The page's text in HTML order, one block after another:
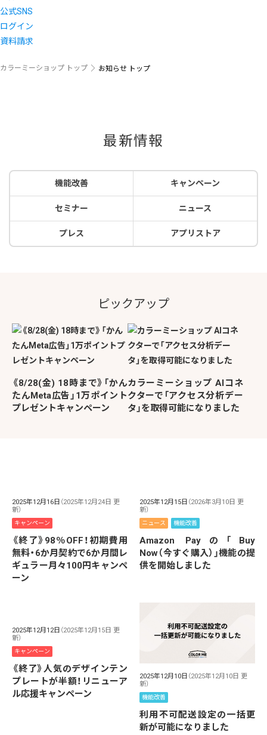
公式SNS
ログイン
資料請求
カラーミーショップ トップ お知らせ トップ
最新情報
機能改善 キャンペーン
セミナー ニュース
プレス アプリストア
ピックアップ
《8/28(金) 18時まで》「かん
たんMeta広告」1万ポイント
プレゼントキャンペーン
カラーミーショップ AIコネ
クターで「アクセス分析デー
タ」を取得可能になりました
2025年12月16日 （2025年12月24日 更
新）
キャンペーン
《終了》98％OFF！初期費用
無料・6か月契約で6か月間レ
ギュラー月々100円キャンペ
ーン
2025年12月15日 （2026年3月10日 更
新）
ニュース 機能改善
Amazon Payの「Buy
Now（今すぐ購入）」機能の提
供を開始しました
2025年12月12日 （2025年12月15日 更
新）
キャンペーン
《終了》人気のデザインテン
プレートが半額！リニューア
ル応援キャンペーン
2025年12月10日 （2025年12月10日 更
新）
機能改善
利用不可配送設定の一括更
新が可能になりました